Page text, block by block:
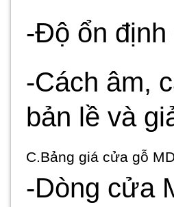
-Độ ổn định
-Cách âm,
bản lề và
C.Bảng giá cửa gỗ
-Dòng cửa